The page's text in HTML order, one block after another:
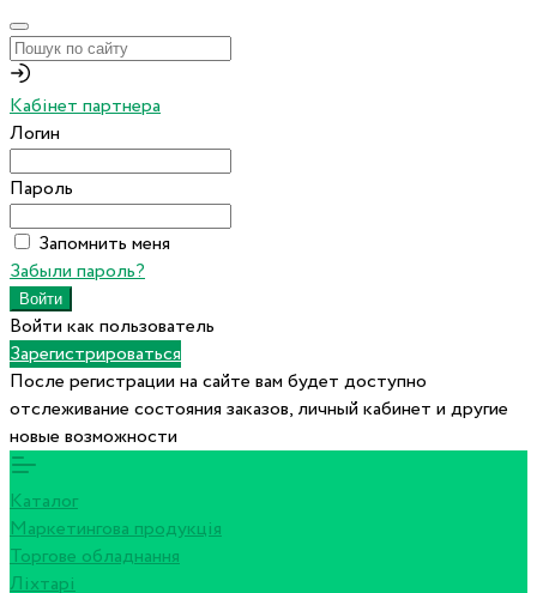
Кабінет партнера
Логин
Пароль
Запомнить меня
Забыли пароль?
Войти как пользователь
Зарегистрироваться
После регистрации на сайте вам будет доступно
отслеживание состояния заказов, личный кабинет и другие
новые возможности
Каталог
Маркетингова продукція
Торгове обладнання
Ліхтарі